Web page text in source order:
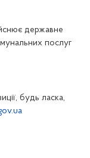
державне
послуг
будь ласка,